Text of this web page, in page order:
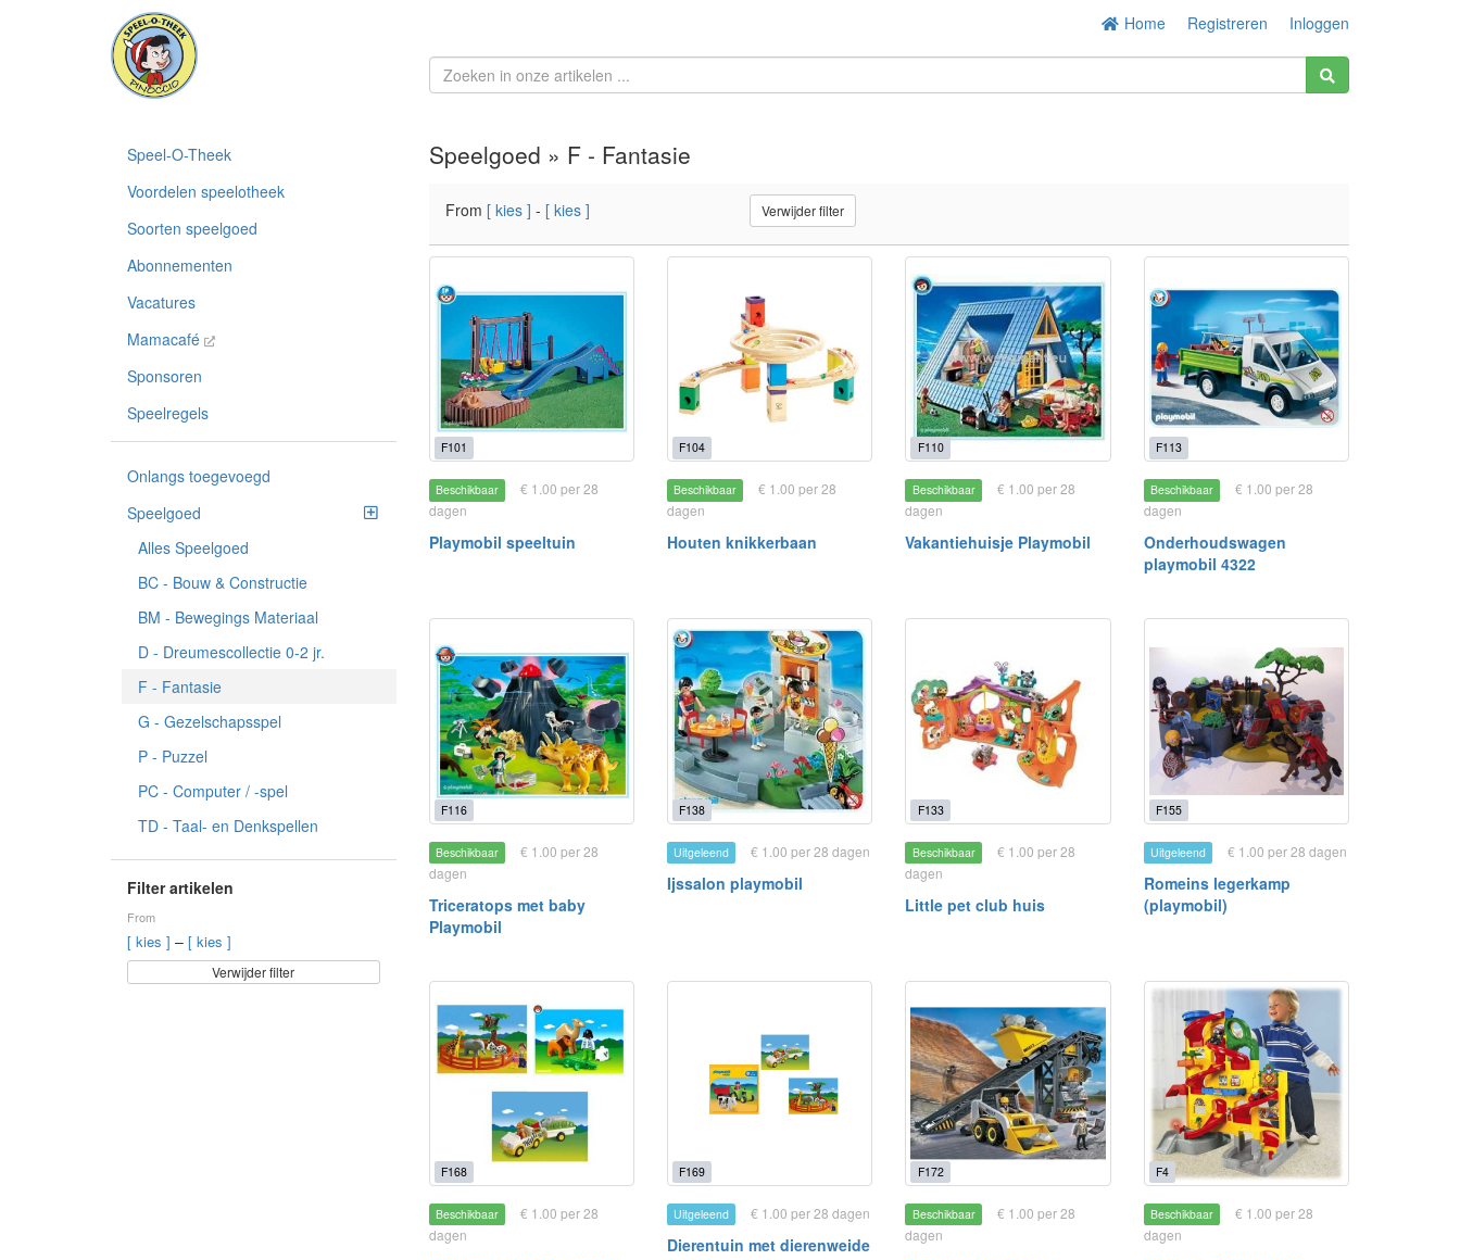
Home Registreren Inloggen
Speel-O-Theek
Voordelen speelotheek
Soorten speelgoed
Abonnementen
Vacatures
Mamacafé
Sponsoren
Speelregels
Onlangs toegevoegd
Speelgoed
Alles Speelgoed
BC - Bouw & Constructie
BM - Bewegings Materiaal
D - Dreumescollectie 0-2 jr.
F - Fantasie
G - Gezelschapsspel
P - Puzzel
PC - Computer / -spel
TD - Taal- en Denkspellen
Filter artikelen
From
[ kies ] – [ kies ]
Verwijder filter
Speelgoed » F - Fantasie
From [ kies ] - [ kies ] Verwijder filter
F101
Beschikbaar
€ 1.00 per 28
dagen
Playmobil speeltuin
F104
Beschikbaar
€ 1.00 per 28
dagen
Houten knikkerbaan
F110
Beschikbaar
€ 1.00 per 28
dagen
Vakantiehuisje Playmobil
F113
Beschikbaar
€ 1.00 per 28
dagen
Onderhoudswagen
playmobil 4322
F116
Beschikbaar
€ 1.00 per 28
dagen
Triceratops met baby
Playmobil
F138
Uitgeleend € 1.00 per 28 dagen
Ijssalon playmobil
F133
Beschikbaar
€ 1.00 per 28
dagen
Little pet club huis
F155
Uitgeleend € 1.00 per 28 dagen
Romeins legerkamp
(playmobil)
F168
Beschikbaar
€ 1.00 per 28
dagen
F169
Uitgeleend € 1.00 per 28 dagen
Dierentuin met dierenweide
F172
Beschikbaar
€ 1.00 per 28
dagen
F4
Beschikbaar
€ 1.00 per 28
dagen